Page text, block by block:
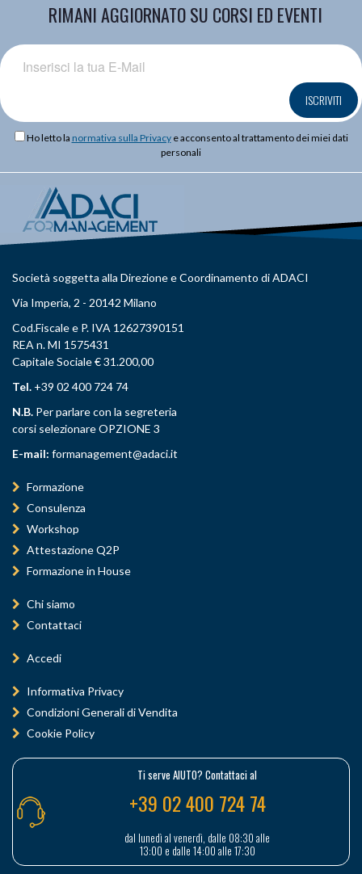
RIMANI AGGIORNATO SU CORSI ED EVENTI
ISCRIVITI
Ho letto la normativa sulla Privacye acconsento al trattamento dei miei dati
personali
Società soggetta alla Direzione e Coordinamento di ADACI
Via Imperia, 2 - 20142 Milano
Cod.Fiscale e P. IVA 12627390151
REA n. MI 1575431
Capitale Sociale € 31.200,00
Tel. +39 02 400 724 74
N.B. Per parlare con la segreteria
corsi selezionare OPZIONE 3
E-mail: formanagement@adaci.it
Formazione
Consulenza
Workshop
Attestazione Q2P
Formazione in House
Chi siamo
Contattaci
Accedi
Informativa Privacy
Condizioni Generali di Vendita
Cookie Policy
Ti serve AIUTO? Contattaci al
+39 02 400 724 74
dal lunedì al venerdì, dalle 08:30 alle
13:00 e dalle 14:00 alle 17:30